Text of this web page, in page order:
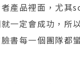
產品裡面，尤
一定會成功，所
書每一個團隊都